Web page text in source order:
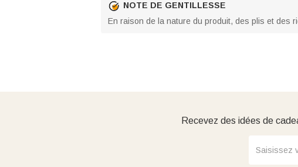
NOTE DE GENTILLESSE
En raison de la nature du produit, des plis et des
Recevez des idées de